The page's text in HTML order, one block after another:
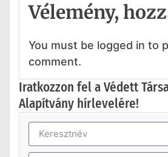
Vélemény,
You must be logged in to
comment.
Iratkozzon fel a Védett
Alapítvány hírlevelére!